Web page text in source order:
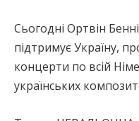
Сьогодні Ортвін
підтримує Україну,
концерти по всій
українських